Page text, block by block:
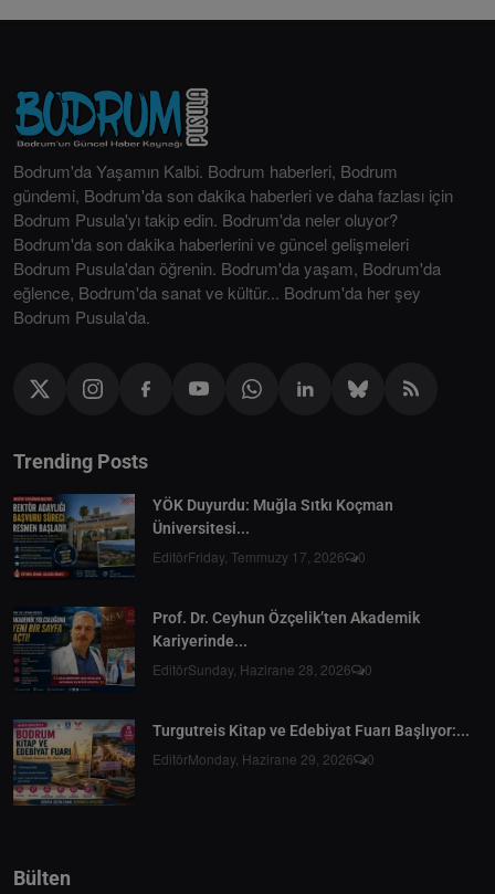
Bodrum'da Yaşamın Kalbi. Bodrum haberleri, Bodrum
gündemi, Bodrum'da son dakika haberleri ve daha fazlası için
Bodrum Pusula'yı takip edin. Bodrum'da neler oluyor?
Bodrum'da son dakika haberlerini ve güncel gelişmeleri
Bodrum Pusula'dan öğrenin. Bodrum'da yaşam, Bodrum'da
eğlence, Bodrum'da sanat ve kültür... Bodrum'da her şey
Bodrum Pusula'da.
Trending Posts
YÖK Duyurdu: Muğla Sıtkı Koçman
Üniversitesi...
EditörFriday, Temmuzy 17, 2026 0
Prof. Dr. Ceyhun Özçelik’ten Akademik
Kariyerinde...
EditörSunday, Hazirane 28, 2026 0
Turgutreis Kitap ve Edebiyat Fuarı Başlıyor:...
EditörMonday, Hazirane 29, 2026 0
Bülten